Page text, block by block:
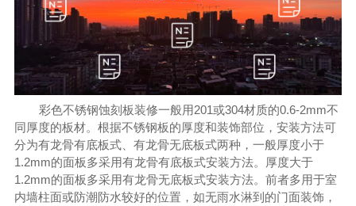
彩色不锈钢蚀刻板装修一般用201或304材质的0.6-2mm不
同厚度的板材。根据不锈钢板的厚度和装饰部位，安装方法可
分为有龙骨有底板式、有龙骨无底板式两种，一般厚度小于
1.2mm的面板多采用有龙骨有底板式安装方法。厚度大于
1.2mm的面板多采用有龙骨无底板式安装方法。前者多用于室
内墙柱面或防潮防水较好的位置，如无雨水淋到的门面装饰，